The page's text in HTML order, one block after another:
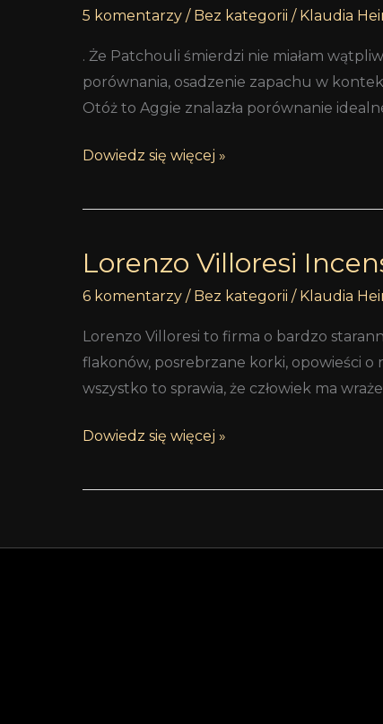
5 komentarzy / Bez kategorii / Klaudia
. Że Patchouli śmierdzi nie miałam
porównania, osadzenie zapachu w
Otóż to Aggie znalazła porównanie
Dowiedz się więcej »
Lorenzo Villoresi
6 komentarzy / Bez kategorii / Klaudia
Lorenzo Villoresi to firma o bardzo
flakonów, posrebrzane korki, opowieści
wszystko to sprawia, że człowiek ma
Lorenzo
Dowiedz się więcej »